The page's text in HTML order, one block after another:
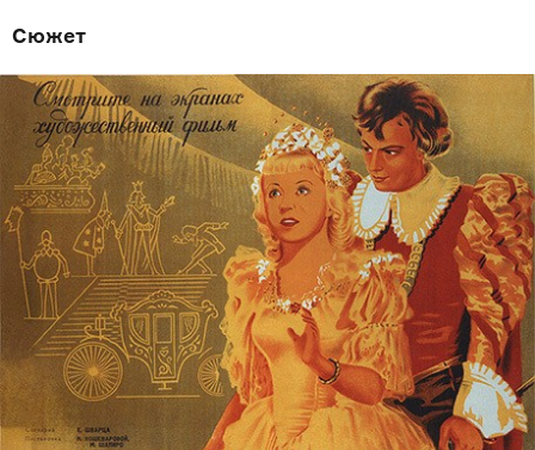
Сюжет